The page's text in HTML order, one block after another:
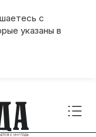
с
указаны в